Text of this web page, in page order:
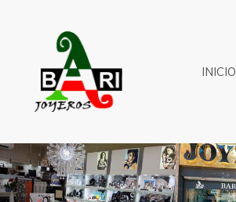
INICIO
Anterior